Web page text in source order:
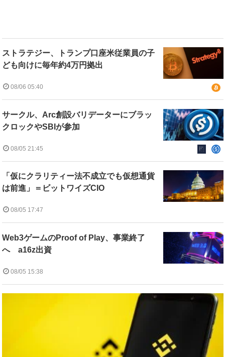
ストラテジー、トランプ口座米従業員の子
ども向けに毎年約4万円拠出
08/06 05:40
サークル、Arc創設バリデーターにブラッ
クロックやSBIが参加
08/05 21:45
「仮にクラリティー法不成立でも仮想通貨
は前進」＝ビットワイズCIO
08/05 17:47
Web3ゲームのProof of Play、事業終了
へ a16z出資
08/05 15:38